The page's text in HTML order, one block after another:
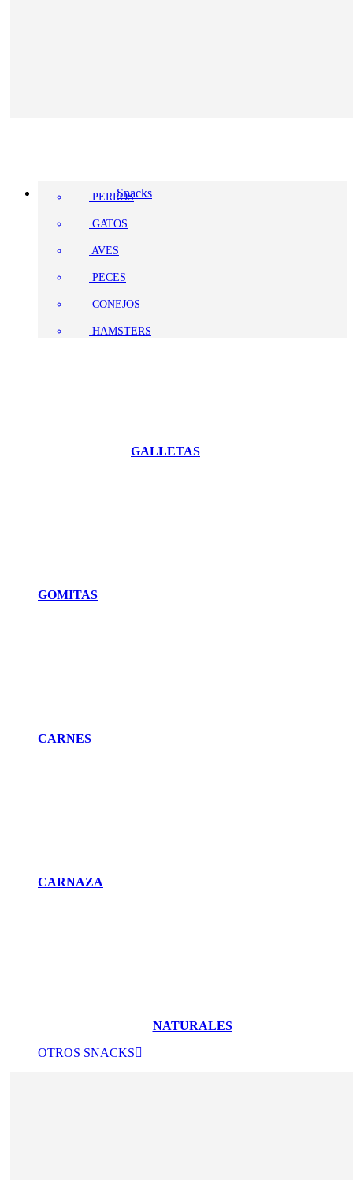
Snacks
PERROS
GATOS
AVES
PECES
CONEJOS
HAMSTERS
GALLETAS
GOMITAS
CARNES
CARNAZA
NATURALES
OTROS SNACKS